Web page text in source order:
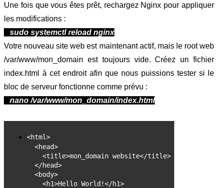
Une fois que vous êtes prêt, rechargez Nginx pour appliquer
les modifications :
sudo systemctl reload nginx
Votre nouveau site web est maintenant actif, mais le root web
/var/www/mon_domain est toujours vide. Créez un fichier
index.html à cet endroit afin que nous puissions tester si le
bloc de serveur fonctionne comme prévu :
nano /var/www/mon_domain/index.html
<html>
<head>
<title>mon_domain website</title>
</head>
<body>
<h1>Hello World!</h1>